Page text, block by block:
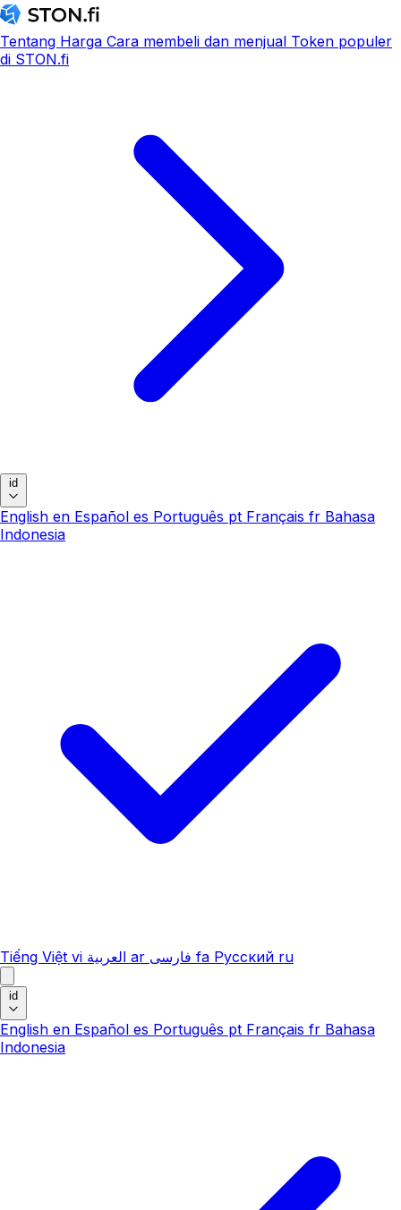
Tentang Harga Cara membeli dan menjual Token populer
di STON.fi
id
English en Español es Português pt Français fr Bahasa
Indonesia
Tiếng Việt vi العربية ar فارسی fa Русский ru
id
English en Español es Português pt Français fr Bahasa
Indonesia